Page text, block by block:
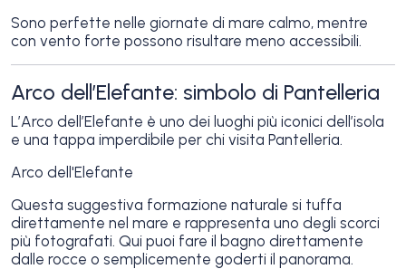
Sono perfette nelle giornate di mare calmo, mentre
con vento forte possono risultare meno accessibili.
Arco dell’Elefante: simbolo di Pantelleria
L’Arco dell’Elefante è uno dei luoghi più iconici dell’isola
e una tappa imperdibile per chi visita Pantelleria.
Arco dell'Elefante
Questa suggestiva formazione naturale si tuffa
direttamente nel mare e rappresenta uno degli scorci
più fotografati. Qui puoi fare il bagno direttamente
dalle rocce o semplicemente goderti il panorama.